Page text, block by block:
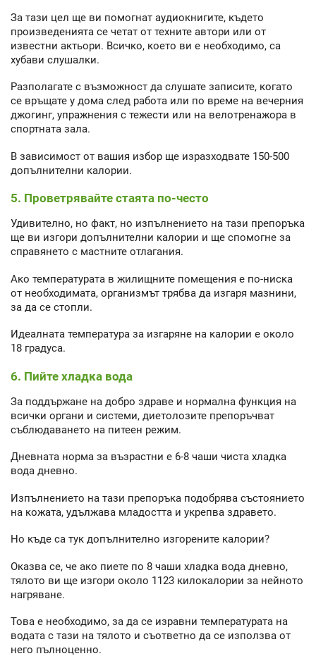
За тази цел ще ви помогнат аудиокнигите, където
произведенията се четат от техните автори или от
известни актьори. Всичко, което ви е необходимо, са
хубави слушалки.
Разполагате с възможност да слушате записите, когато
се връщате у дома след работа или по време на вечерния
джогинг, упражнения с тежести или на велотренажора в
спортната зала.
В зависимост от вашия избор ще изразходвате 150-500
допълнителни калории.
5. Проветрявайте стаята по-често
Удивително, но факт, но изпълнението на тази препоръка
ще ви изгори допълнителни калории и ще спомогне за
справянето с мастните отлагания.
Ако температурата в жилищните помещения е по-ниска
от необходимата, организмът трябва да изгаря мазнини,
за да се стопли.
Идеалната температура за изгаряне на калории е около
18 градуса.
6. Пийте хладка вода
За поддържане на добро здраве и нормална функция на
всички органи и системи, диетолозите препоръчват
съблюдаването на питеен режим.
Дневната норма за възрастни е 6-8 чаши чиста хладка
вода дневно.
Изпълнението на тази препоръка подобрява състоянието
на кожата, удължава младостта и укрепва здравето.
Но къде са тук допълнително изгорените калории?
Оказва се, че ако пиете по 8 чаши хладка вода дневно,
тялото ви ще изгори около 1123 килокалории за нейното
нагряване.
Това е необходимо, за да се изравни температурата на
водата с тази на тялото и съответно да се използва от
него пълноценно.